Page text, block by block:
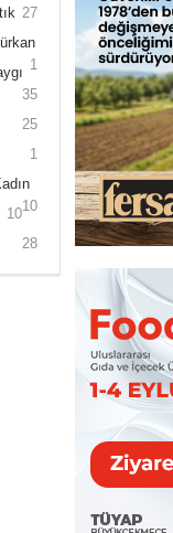
27
1
35
25
1
10
10
28